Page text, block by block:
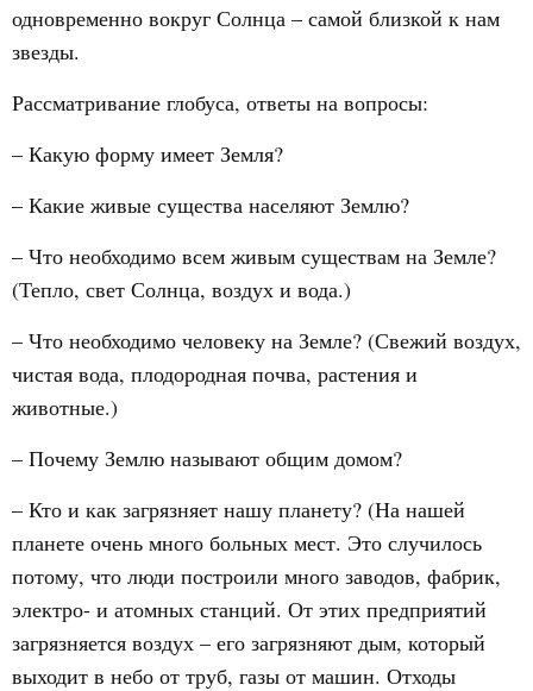
одновременно вокруг Солнца – самой близкой к нам
звезды.
Рассматривание глобуса, ответы на вопросы:
– Какую форму имеет Земля?
– Какие живые существа населяют Землю?
– Что необходимо всем живым существам на Земле?
(Тепло, свет Солнца, воздух и вода.)
– Что необходимо человеку на Земле? (Свежий воздух,
чистая вода, плодородная почва, растения и
животные.)
– Почему Землю называют общим домом?
– Кто и как загрязняет нашу планету? (На нашей
планете очень много больных мест. Это случилось
потому, что люди построили много заводов, фабрик,
электро- и атомных станций. От этих предприятий
загрязняется воздух – его загрязняют дым, который
выходит в небо от труб, газы от машин. Отходы